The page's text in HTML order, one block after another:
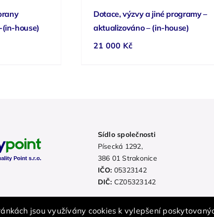
house)
Dotace, výzvy a jiné programy –
aktualizováno – (in-house)
21 000 Kč
Sídlo společnosti
Písecká 1292,
386 01 Strakonice
IČO: 05323142
DIČ: CZ05323142
jsou využívány cookies k vylepšení